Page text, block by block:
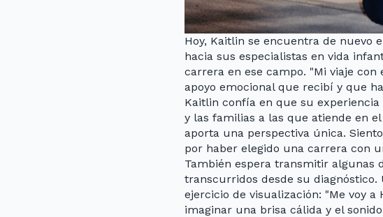
Hoy, Kaitlin se encuentra de nuevo
hacia sus especialistas en vida
carrera en ese campo. "Mi viaje
apoyo emocional que recibí y que
Kaitlin confía en que su
y las familias a las que atiende en
aporta una perspectiva única.
por haber elegido una carrera con
También espera transmitir algunas
transcurridos desde su
ejercicio de visualización: "Me voy
imaginar una brisa cálida y el